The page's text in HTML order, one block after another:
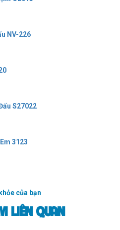
NV-226
S27022
3123
của bạn
LIÊN QUAN